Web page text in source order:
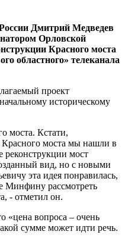
Дмитрий Медведев
Орловской
Красного моста
областного» телеканала
проект
историческому
моста. Кстати,
Красного моста мы нашли в
реконструкции мост
вид, но с новыми
эта идея понравилась,
Минфину рассмотреть
- отметил он.
«цена вопроса – очень
сумме может идти речь.